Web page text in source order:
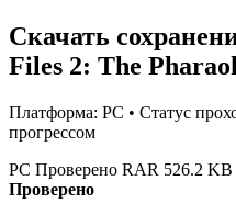
Скачать
Files 2: The
Платформа: PC • Статус
прогрессом
PC Проверено RAR 526.2 KB
Проверено